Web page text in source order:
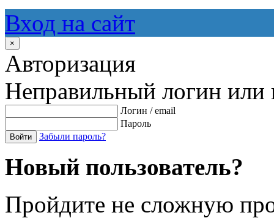
Вход на сайт
×
Авторизация
Неправильный логин или
Логин / email
Пароль
Войти Забыли пароль?
Новый пользователь?
Пройдите не сложную